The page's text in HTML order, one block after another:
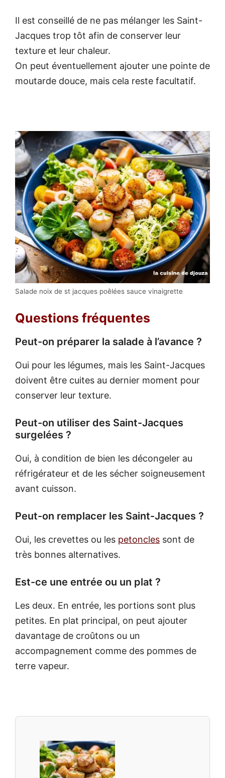
Il est conseillé de ne pas mélanger les Saint-
Jacques trop tôt afin de conserver leur
texture et leur chaleur.
On peut éventuellement ajouter une pointe de
moutarde douce, mais cela reste facultatif.
Salade noix de st jacques poêlées sauce vinaigrette
Questions fréquentes
Peut-on préparer la salade à l’avance ?
Oui pour les légumes, mais les Saint-Jacques
doivent être cuites au dernier moment pour
conserver leur texture.
Peut-on utiliser des Saint-Jacques
surgelées ?
Oui, à condition de bien les décongeler au
réfrigérateur et de les sécher soigneusement
avant cuisson.
Peut-on remplacer les Saint-Jacques ?
Oui, les crevettes ou les petoncles sont de
très bonnes alternatives.
Est-ce une entrée ou un plat ?
Les deux. En entrée, les portions sont plus
petites. En plat principal, on peut ajouter
davantage de croûtons ou un
accompagnement comme des pommes de
terre vapeur.